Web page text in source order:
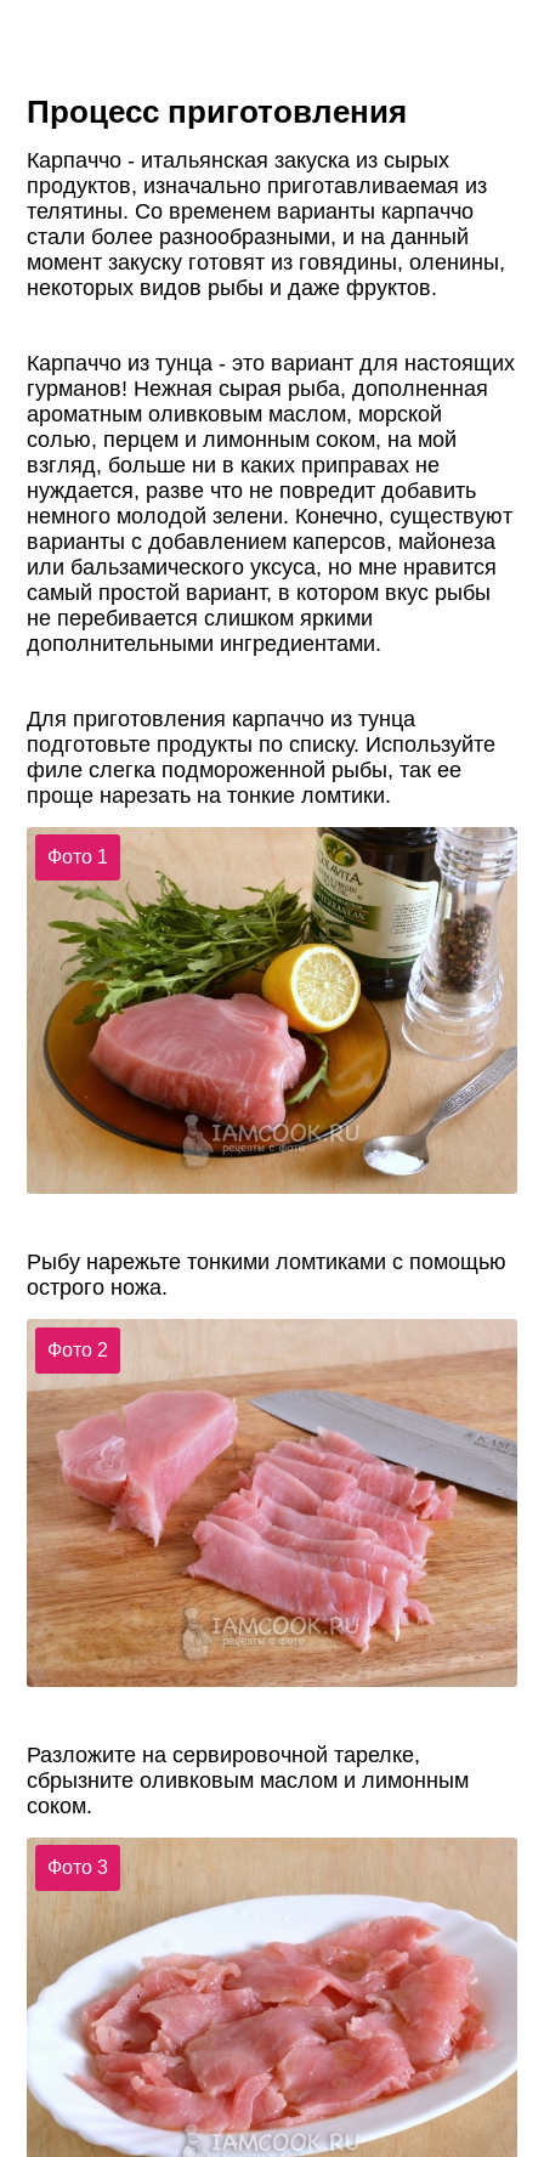
Процесс приготовления
Карпаччо - итальянская закуска из сырых
продуктов, изначально приготавливаемая из
телятины. Со временем варианты карпаччо
стали более разнообразными, и на данный
момент закуску готовят из говядины, оленины,
некоторых видов рыбы и даже фруктов.
Карпаччо из тунца - это вариант для настоящих
гурманов! Нежная сырая рыба, дополненная
ароматным оливковым маслом, морской
солью, перцем и лимонным соком, на мой
взгляд, больше ни в каких приправах не
нуждается, разве что не повредит добавить
немного молодой зелени. Конечно, существуют
варианты с добавлением каперсов, майонеза
или бальзамического уксуса, но мне нравится
самый простой вариант, в котором вкус рыбы
не перебивается слишком яркими
дополнительными ингредиентами.
Для приготовления карпаччо из тунца
подготовьте продукты по списку. Используйте
филе слегка подмороженной рыбы, так ее
проще нарезать на тонкие ломтики.
Фото 1
Рыбу нарежьте тонкими ломтиками с помощью
острого ножа.
Фото 2
Разложите на сервировочной тарелке,
сбрызните оливковым маслом и лимонным
соком.
Фото 3